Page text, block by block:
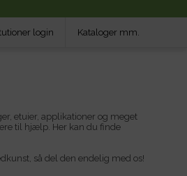
login Kataloger mm.
etuier, applikationer og meget
til hjælp. Her kan du finde
så del den endelig med os!